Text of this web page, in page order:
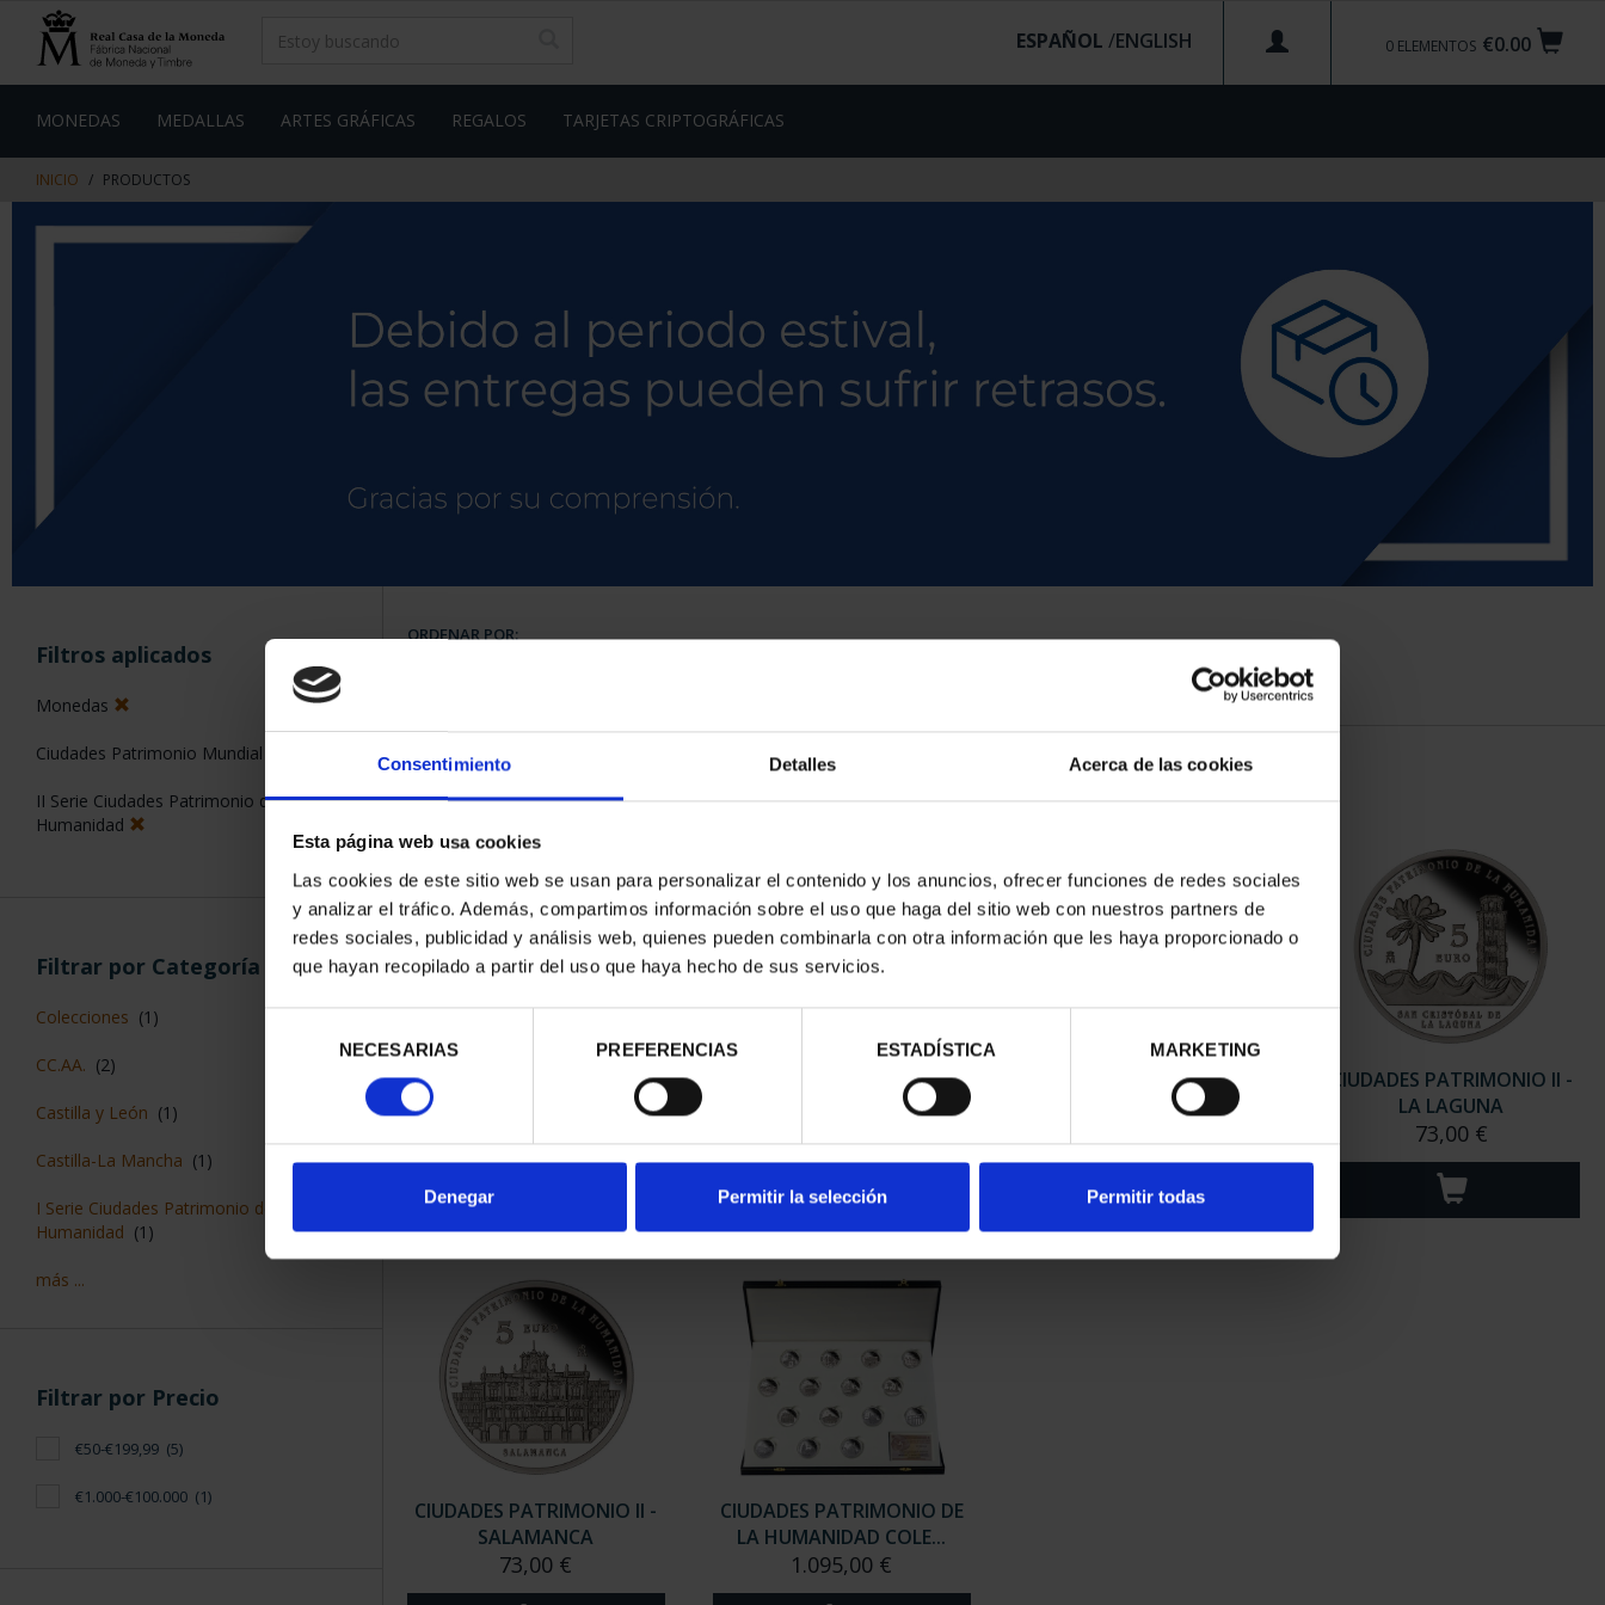
Consentimiento Detalles Acerca de las cookies
Esta página web usa cookies
Las cookies de este sitio web se usan para personalizar el contenido y los anuncios, ofrecer funciones de redes sociales
y analizar el tráfico. Además, compartimos información sobre el uso que haga del sitio web con nuestros partners de
redes sociales, publicidad y análisis web, quienes pueden combinarla con otra información que les haya proporcionado o
que hayan recopilado a partir del uso que haya hecho de sus servicios.
consentimiento
NECESARIAS PREFERENCIAS ESTADÍSTICA MARKETING
Denegar Permitir la selección Permitir todas
contenido
de
€0.00
0 ELEMENTOS
ESPAÑOL /
MONEDAS MEDALLAS ARTES GRÁFICAS REGALOS TARJETAS CRIPTOGRÁFICAS
INICIO PRODUCTOS
Filtros aplicados
Monedas
Ciudades Patrimonio Mundial
II Serie Ciudades Patrimonio de la
Humanidad
Filtrar por Categoría
Colecciones (1)
CC.AA. (2)
Castilla y León (1)
Castilla-La Mancha (1)
I Serie Ciudades Patrimonio de la
Humanidad (1)
más ...
Filtrar por Precio
€50-€199,99 (5)
€1.000-€100.000 (1)
ORDENAR POR:
6 Productos encontrados
CIUDADES PATRIMONIO II -
CIUDADES PATRIMONIO II-
CIUDADES PATRIMONIO II-
MÉRIDA
CIUDADES PATRIMONIO II -
LA LAGUNA
73,00 €
CIUDADES PATRIMONIO II -
SALAMANCA
73,00 €
CIUDADES PATRIMONIO DE
LA HUMANIDAD COLE...
1.095,00 €